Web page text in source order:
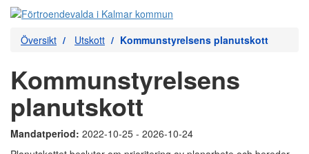
Översikt Utskott Kommunstyrelsens planutskott
Kommunstyrelsens
planutskott
Mandatperiod: 2022-10-25 - 2026-10-24